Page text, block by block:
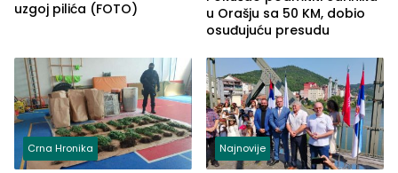
uzgoj pilića (FOTO)
u Orašju sa 50 KM, dobio
osuđujuću presudu
Crna Hronika Najnovije